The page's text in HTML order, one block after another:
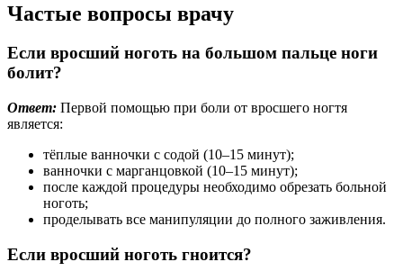
Частые вопросы врачу
Если вросший ноготь на большом пальце ноги
болит?
Ответ: Первой помощью при боли от вросшего ногтя
является:
тёплые ванночки с содой (10–15 минут);
ванночки с марганцовкой (10–15 минут);
после каждой процедуры необходимо обрезать больной
ноготь;
проделывать все манипуляции до полного заживления.
Если вросший ноготь гноится?